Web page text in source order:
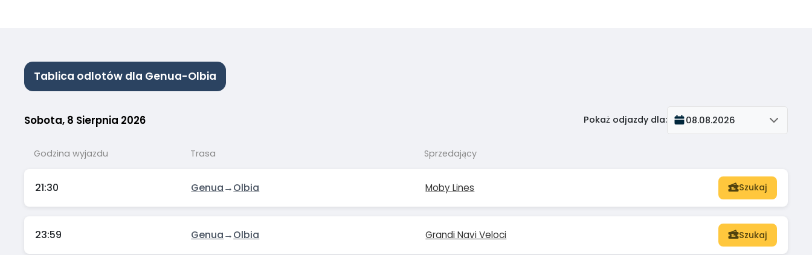
Tablica odlotów dla Genua-Olbia
Sobota, 8 Sierpnia 2026 Pokaż odjazdy dla: 08.08.2026
Godzina wyjazdu Trasa Sprzedający
21:30 Genua→Olbia Moby Lines Szukaj
23:59 Genua→Olbia Grandi Navi Veloci Szukaj